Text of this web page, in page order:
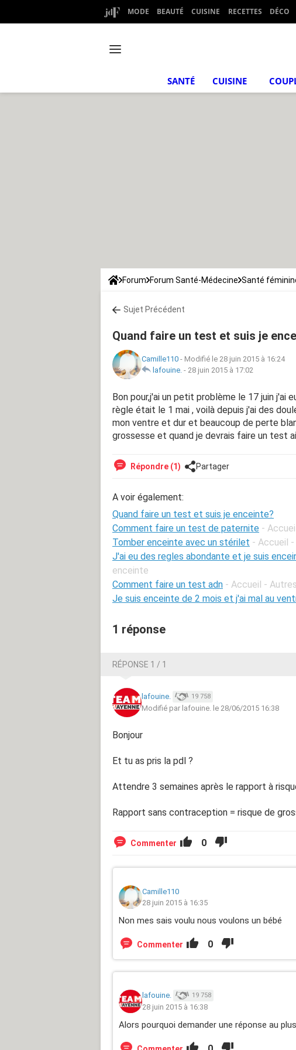
MODE BEAUTÉ CUISINE RECETTES DÉCO
SANTÉ CUISINE
Forum Forum Santé-Médecine Santé
Sujet Précédent
Quand faire un test et suis je
Camille110 - Modifié le 28 juin 2015 à 16:24
lafouine. - 28 juin 2015 à 17:02
Bon pour,j'ai un petit problème le 17 juin j'ai
règle était le 1 mai , voilà depuis j'ai des
mon ventre et dur et beaucoup de perte
grossesse et quand je devrais faire un test
Répondre (1) Partager
A voir également:
Quand faire un test et suis je enceinte?
Comment faire un test de paternite -
Tomber enceinte avec un stérilet - Accueil
J'ai eu des regles abondante et je suis
enceinte
Comment faire un test adn - Accueil -
Je suis enceinte de 2 mois et j'ai mal au
1 réponse
RÉPONSE 1 / 1
lafouine. 19 758
Modifié par lafouine. le 28/06/2015 16:38
Bonjour
Et tu as pris la pdl ?
Attendre 3 semaines après le rapport à
Rapport sans contraception = risque de
Commenter 0
Camille110
28 juin 2015 à 16:35
Non mes sais voulu nous voulons un bébé
Commenter 0
lafouine. 19 758
28 juin 2015 à 16:38
Alors pourquoi demander une réponse au